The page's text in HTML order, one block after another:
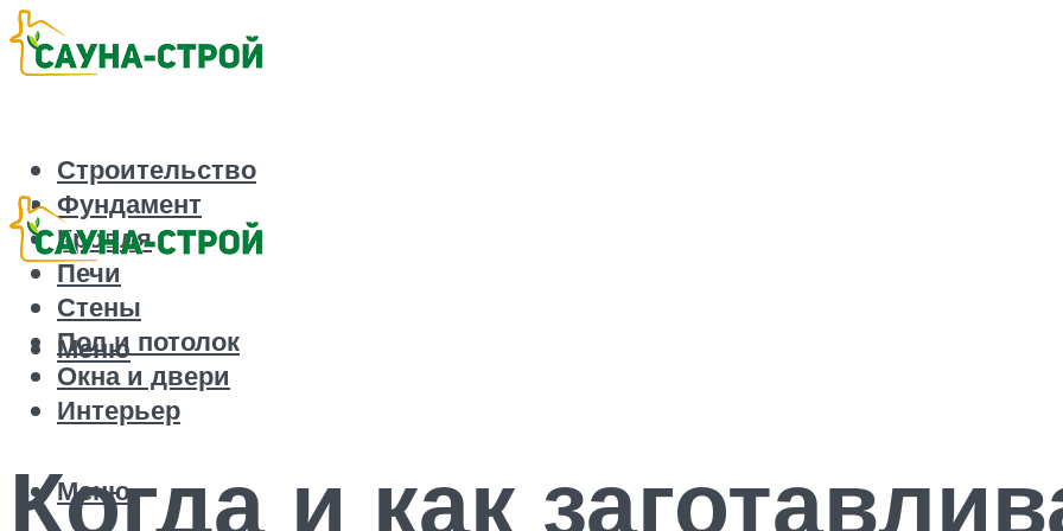
Строительство
Фундамент
Кровля
Печи
Стены
Пол и потолок
Окна и двери
Интерьер
Меню
Меню
Когда и как